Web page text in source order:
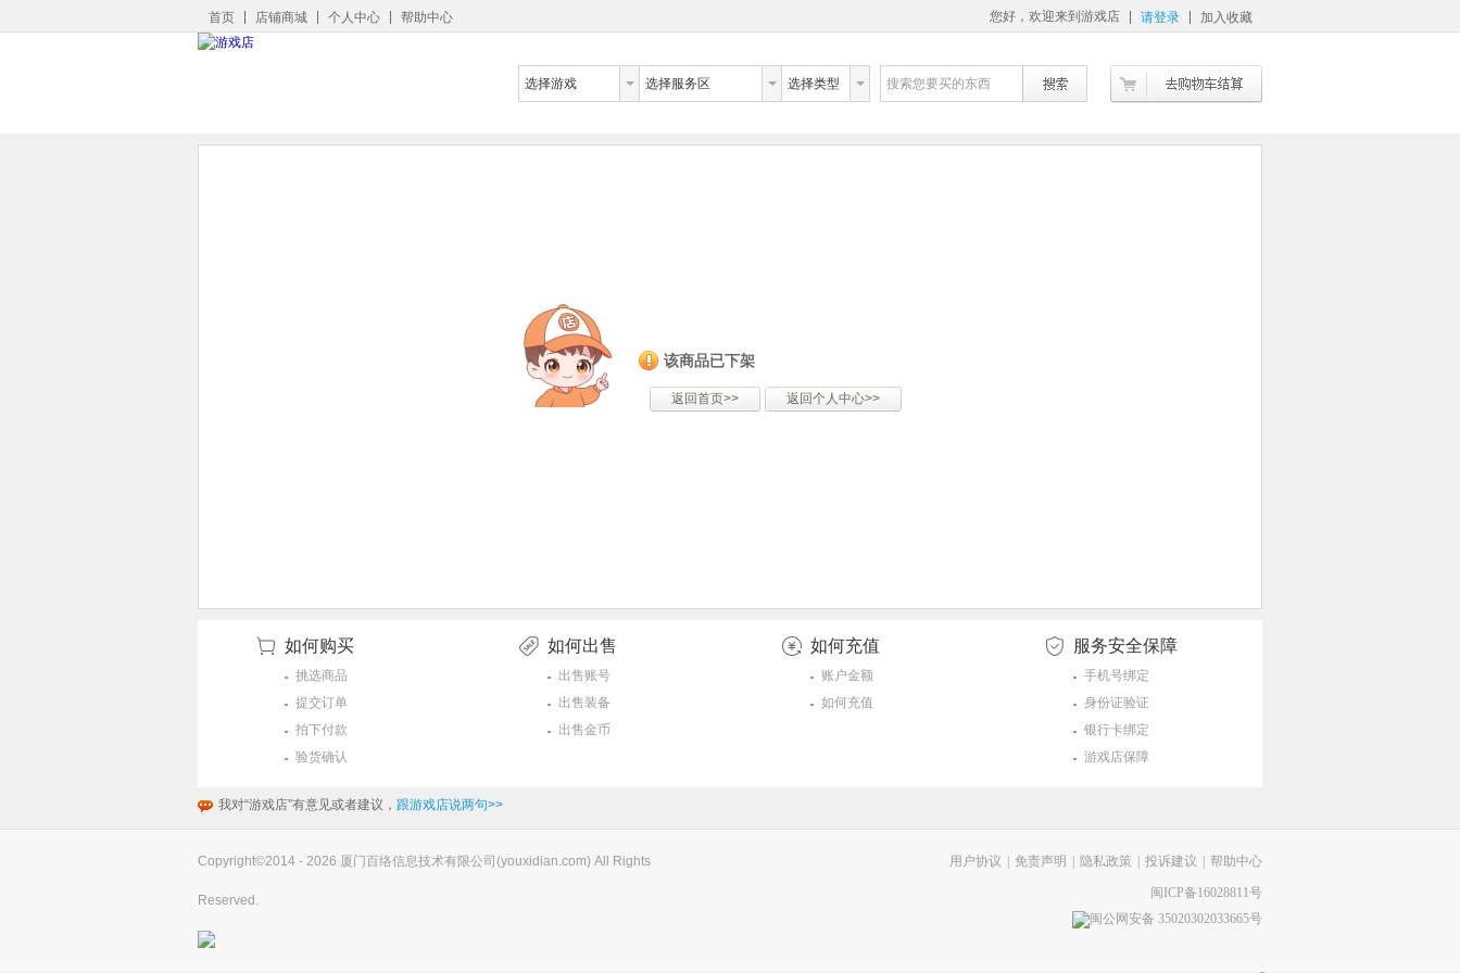
您好，欢迎来到游戏店 请登录 加入收藏
首页 店铺商城 个人中心 帮助中心
选择游戏 选择服务区 选择类型 搜索您要买的东西
该商品已下架
返回首页>> 返回个人中心>>
如何购买
挑选商品
提交订单
拍下付款
验货确认
如何出售
出售账号
出售装备
出售金币
如何充值
账户金额
如何充值
服务安全保障
手机号绑定
身份证验证
银行卡绑定
游戏店保障
我对“游戏店”有意见或者建议， 跟游戏店说两句>>
Copyright©2014 - 2026 厦门百络信息技术有限公司(youxidian.com) All Rights
Reserved.
帮助中心
投诉建议
隐私政策
免责声明
用户协议
闽ICP备16028811号
闽公网安备 35020302033665号